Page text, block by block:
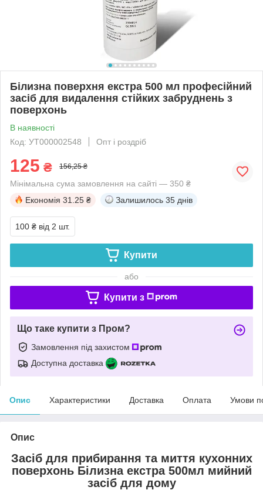
Білизна поверхня екстра 500 мл професійний
засіб для видалення стійких забруднень з
поверхонь
В наявності
Код: УТ000002548
Опт і роздріб
125 ₴ 156,25 ₴
Мінімальна сума замовлення на сайті — 350 ₴
Економія 31.25 ₴ Залишилось 35 днів
100 ₴ від 2 шт.
Купити
або
Купити з
Що таке купити з Пром?
Замовлення під захистом
Доступна доставка
Опис Характеристики Доставка Оплата Умови
Опис
Засіб для прибирання та миття кухонних
поверхонь Білизна екстра 500мл мийний
засіб для дому